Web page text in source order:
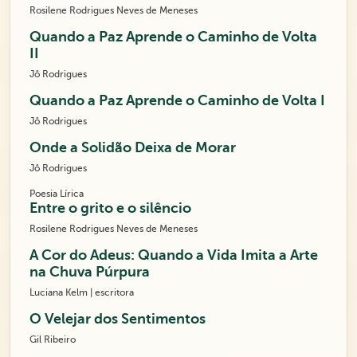
Rosilene Rodrigues Neves de Meneses
Quando a Paz Aprende o Caminho de Volta
Jô Rodrigues
Quando a Paz Aprende o Caminho de Volta I
Jô Rodrigues
Onde a Solidão Deixa de Morar
Jô Rodrigues
Poesia Lírica
Entre o grito e o silêncio
Rosilene Rodrigues Neves de Meneses
A Cor do Adeus: Quando a Vida Imita a Arte
na Chuva Púrpura
Luciana Kelm | escritora
O Velejar dos Sentimentos
Gil Ribeiro